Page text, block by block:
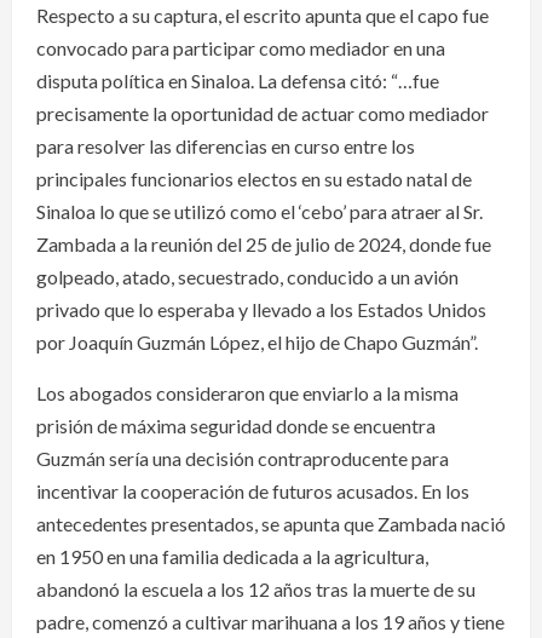
Respecto a su captura, el escrito apunta que el capo fue
convocado para participar como mediador en una
disputa política en Sinaloa. La defensa citó: “…fue
precisamente la oportunidad de actuar como mediador
para resolver las diferencias en curso entre los
principales funcionarios electos en su estado natal de
Sinaloa lo que se utilizó como el ‘cebo’ para atraer al Sr.
Zambada a la reunión del 25 de julio de 2024, donde fue
golpeado, atado, secuestrado, conducido a un avión
privado que lo esperaba y llevado a los Estados Unidos
por Joaquín Guzmán López, el hijo de Chapo Guzmán”.
Los abogados consideraron que enviarlo a la misma
prisión de máxima seguridad donde se encuentra
Guzmán sería una decisión contraproducente para
incentivar la cooperación de futuros acusados. En los
antecedentes presentados, se apunta que Zambada nació
en 1950 en una familia dedicada a la agricultura,
abandonó la escuela a los 12 años tras la muerte de su
padre, comenzó a cultivar marihuana a los 19 años y tiene